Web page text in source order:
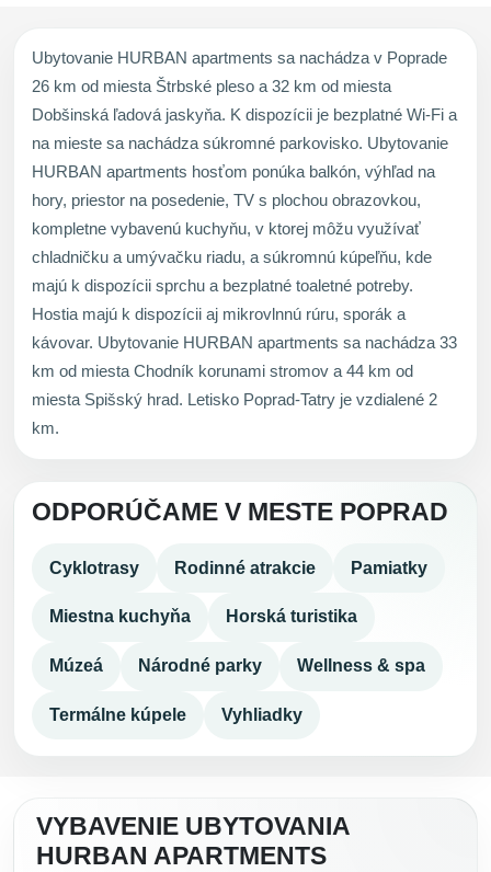
Ubytovanie HURBAN apartments sa nachádza v Poprade
26 km od miesta Štrbské pleso a 32 km od miesta
Dobšinská ľadová jaskyňa. K dispozícii je bezplatné Wi-Fi a
na mieste sa nachádza súkromné parkovisko. Ubytovanie
HURBAN apartments hosťom ponúka balkón, výhľad na
hory, priestor na posedenie, TV s plochou obrazovkou,
kompletne vybavenú kuchyňu, v ktorej môžu využívať
chladničku a umývačku riadu, a súkromnú kúpeľňu, kde
majú k dispozícii sprchu a bezplatné toaletné potreby.
Hostia majú k dispozícii aj mikrovlnnú rúru, sporák a
kávovar. Ubytovanie HURBAN apartments sa nachádza 33
km od miesta Chodník korunami stromov a 44 km od
miesta Spišský hrad. Letisko Poprad-Tatry je vzdialené 2
km.
ODPORÚČAME V MESTE POPRAD
Cyklotrasy Rodinné atrakcie Pamiatky
Miestna kuchyňa Horská turistika
Múzeá Národné parky Wellness & spa
Termálne kúpele Vyhliadky
VYBAVENIE UBYTOVANIA
HURBAN APARTMENTS